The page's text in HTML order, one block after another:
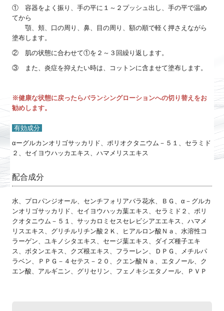
① 容器をよく振り、手の平に１～２プッシュ出し、手の平で温め
てから
顎、頬、口の周り、鼻、目の周り、額の順で軽く押さえながら
塗布します。
② 肌の状態に合わせて①を２～３回繰り返します。
③ また、炎症を抑えたい時は、コットンに含ませて塗布します。
※健康な状態に戻ったらバランシングローションへの切り替えをお
勧めします。
有効成分
αーグルカンオリゴサッカリド、ポリオクタニウム－５１、セラミド
２、セイヨウハッカエキス、ハマメリスエキス
配合成分
水、プロパンジオール、センチフォリアバラ花水、ＢＧ、α－グルカ
ンオリゴサッカリド、セイヨウハッカ葉エキス、セラミド２、ポリ
クオタニウム－５１、サッカロミセスセレビシアエエキス、ハマメ
リスエキス、グリチルリチン酸２Ｋ、ヒアルロン酸Ｎａ、水溶性コ
ラーゲン、ユキノシタエキス、セージ葉エキス、ダイズ種子エキ
ス、ボタンエキス、クズ根エキス、フラーレン、ＤＰＧ、メチルパ
ラベン、ＰＰＧ－４セテス－２０、クエン酸Ｎａ、エタノール、ク
エン酸、アルギニン、グリセリン、フェノキシエタノール、ＰＶＰ